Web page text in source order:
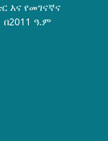
እና የመገናኛና
ዓ.ም